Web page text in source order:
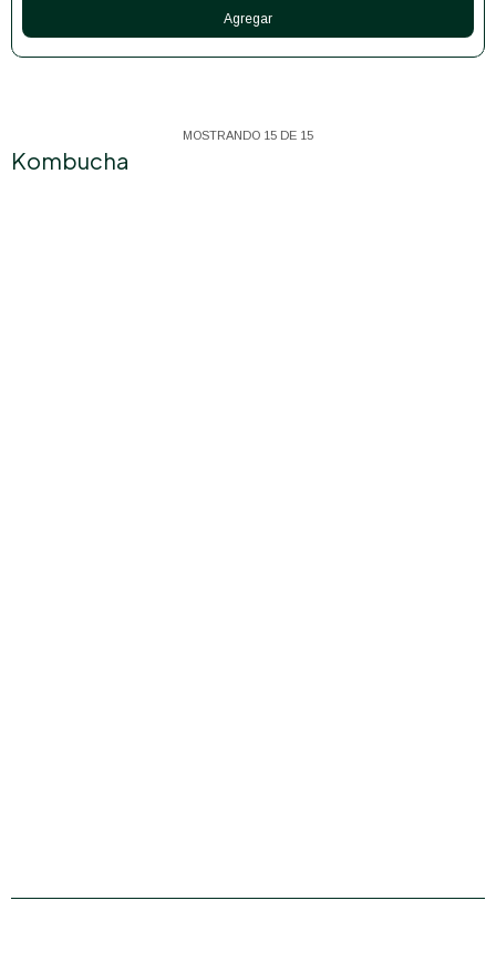
MOSTRANDO 15 DE 15
Kombucha